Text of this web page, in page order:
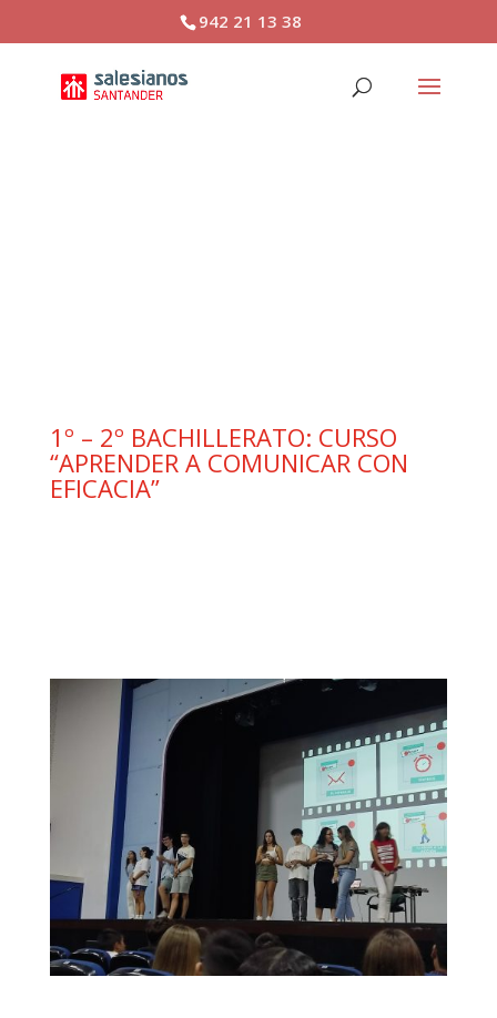
942 21 13 38
1º – 2º BACHILLERATO: CURSO
“APRENDER A COMUNICAR CON
EFICACIA”